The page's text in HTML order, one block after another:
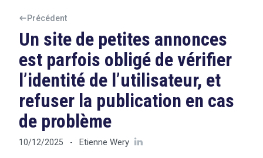
Tout sur le RGPD
Tout sur le droit de l'innovation
Précédent
Un site de petites annonces
est parfois obligé de vérifier
l’identité de l’utilisateur, et
refuser la publication en cas
de problème
10/12/2025 - Etienne Wery